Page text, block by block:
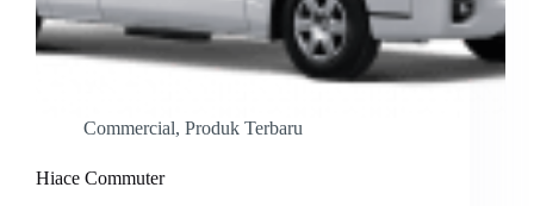
Commercial, Produk Terbaru
Hiace Commuter